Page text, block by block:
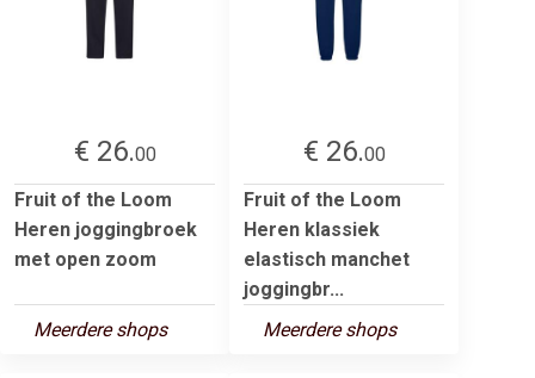
€ 26.00
Fruit of the Loom
Heren joggingbroek
met open zoom
Meerdere shops
€ 26.00
Fruit of the Loom
Heren klassiek
elastisch manchet
joggingbr...
Meerdere shops